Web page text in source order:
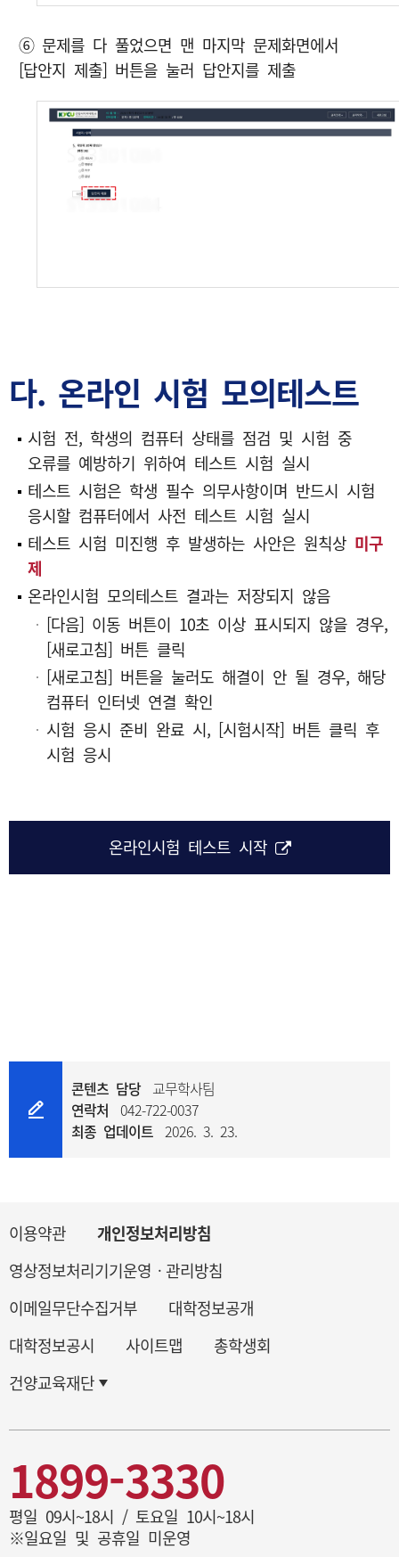
⑥ 문제를 다 풀었으면 맨 마지막 문제화면에서
[답안지 제출] 버튼을 눌러 답안지를 제출
다. 온라인 시험 모의테스트
시험 전, 학생의 컴퓨터 상태를 점검 및 시험 중
오류를 예방하기 위하여 테스트 시험 실시
테스트 시험은 학생 필수 의무사항이며 반드시 시험
응시할 컴퓨터에서 사전 테스트 시험 실시
테스트 시험 미진행 후 발생하는 사안은 원칙상 미구
제
온라인시험 모의테스트 결과는 저장되지 않음
[다음] 이동 버튼이 10초 이상 표시되지 않을 경우,
[새로고침] 버튼 클릭
[새로고침] 버튼을 눌러도 해결이 안 될 경우, 해당
컴퓨터 인터넷 연결 확인
시험 응시 준비 완료 시, [시험시작] 버튼 클릭 후
시험 응시
온라인시험 테스트 시작
콘텐츠 담당 교무학사팀
연락처 042-722-0037
최종 업데이트 2026. 3. 23.
이용약관
개인정보처리방침
영상정보처리기기운영ㆍ관리방침
이메일무단수집거부
대학정보공개
대학정보공시
사이트맵
총학생회
건양교육재단
1899-3330
평일 09시~18시 / 토요일 10시~18시
※일요일 및 공휴일 미운영